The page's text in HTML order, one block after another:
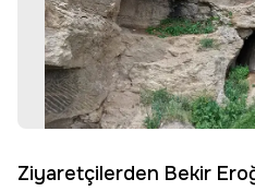
Ziyaretçilerden Bekir